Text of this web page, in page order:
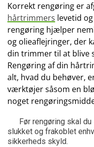
Korrekt rengøring er
hårtrimmers levetid
rengøring hjælper
og olieaflejringer, der
din trimmer til at blive
Rengøring af din
alt, hvad du behøver,
værktøjer såsom en
noget
Før rengøring skal
slukket og frakoblet
sikkerheds skyld.